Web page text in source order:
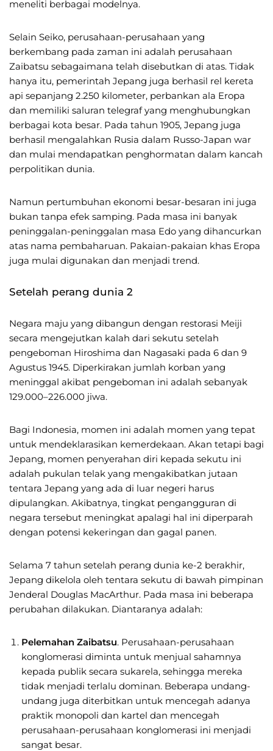
meneliti berbagai modelnya.
Selain Seiko, perusahaan-perusahaan yang
berkembang pada zaman ini adalah perusahaan
Zaibatsu sebagaimana telah disebutkan di atas. Tidak
hanya itu, pemerintah Jepang juga berhasil rel kereta
api sepanjang 2.250 kilometer, perbankan ala Eropa
dan memiliki saluran telegraf yang menghubungkan
berbagai kota besar. Pada tahun 1905, Jepang juga
berhasil mengalahkan Rusia dalam Russo-Japan war
dan mulai mendapatkan penghormatan dalam kancah
perpolitikan dunia.
Namun pertumbuhan ekonomi besar-besaran ini juga
bukan tanpa efek samping. Pada masa ini banyak
peninggalan-peninggalan masa Edo yang dihancurkan
atas nama pembaharuan. Pakaian-pakaian khas Eropa
juga mulai digunakan dan menjadi trend.
Setelah perang dunia 2
Negara maju yang dibangun dengan restorasi Meiji
secara mengejutkan kalah dari sekutu setelah
pengeboman Hiroshima dan Nagasaki pada 6 dan 9
Agustus 1945. Diperkirakan jumlah korban yang
meninggal akibat pengeboman ini adalah sebanyak
129.000–226.000 jiwa.
Bagi Indonesia, momen ini adalah momen yang tepat
untuk mendeklarasikan kemerdekaan. Akan tetapi bagi
Jepang, momen penyerahan diri kepada sekutu ini
adalah pukulan telak yang mengakibatkan jutaan
tentara Jepang yang ada di luar negeri harus
dipulangkan. Akibatnya, tingkat pengangguran di
negara tersebut meningkat apalagi hal ini diperparah
dengan potensi kekeringan dan gagal panen.
Selama 7 tahun setelah perang dunia ke-2 berakhir,
Jepang dikelola oleh tentara sekutu di bawah pimpinan
Jenderal Douglas MacArthur. Pada masa ini beberapa
perubahan dilakukan. Diantaranya adalah:
Pelemahan Zaibatsu. Perusahaan-perusahaan
konglomerasi diminta untuk menjual sahamnya
kepada publik secara sukarela, sehingga mereka
tidak menjadi terlalu dominan. Beberapa undang-
undang juga diterbitkan untuk mencegah adanya
praktik monopoli dan kartel dan mencegah
perusahaan-perusahaan konglomerasi ini menjadi
sangat besar.